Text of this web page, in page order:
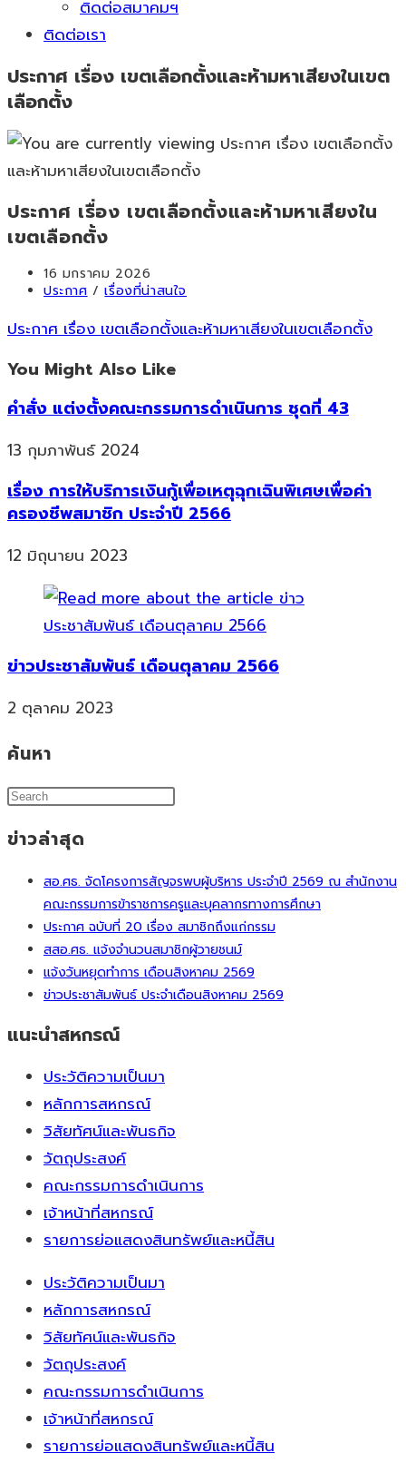
ติดต่อสมาคมฯ
ติดต่อเรา
ประกาศ เรื่อง เขตเลือกตั้งและห้ามหาเสียงในเขต
เลือกตั้ง
ประกาศ เรื่อง เขตเลือกตั้งและห้ามหาเสียงใน
เขตเลือกตั้ง
Post
published:
16 มกราคม 2026
Post
ประกาศ / เรื่องที่น่าสนใจ
ประกาศ เรื่อง เขตเลือกตั้งและห้ามหาเสียงในเขตเลือกตั้ง
You Might Also Like
คำสั่ง แต่งตั้งคณะกรรมการดำเนินการ ชุดที่ 43
13 กุมภาพันธ์ 2024
เรื่อง การให้บริการเงินกู้เพื่อเหตุฉุกเฉินพิเศษเพื่อค่า
ครองชีพสมาชิก ประจำปี 2566
12 มิถุนายน 2023
ข่าวประชาสัมพันธ์ เดือนตุลาคม 2566
2 ตุลาคม 2023
ค้นหา
ข่าวล่าสุด
สอ.ศธ. จัดโครงการสัญจรพบผู้บริหาร ประจำปี 2569 ณ สำนักงาน
คณะกรรมการข้าราชการครูและบุคลากรทางการศึกษา
ประกาศ ฉบับที่ 20 เรื่อง สมาชิกถึงแก่กรรม
สสอ.ศธ. แจ้งจำนวนสมาชิกผู้วายชนม์
แจ้งวันหยุดทำการ เดือนสิงหาคม 2569
ข่าวประชาสัมพันธ์ ประจำเดือนสิงหาคม 2569
แนะนำสหกรณ์
ประวัติความเป็นมา
หลักการสหกรณ์
วิสัยทัศน์และพันธกิจ
วัตถุประสงค์
คณะกรรมการดำเนินการ
เจ้าหน้าที่สหกรณ์
รายการย่อแสดงสินทรัพย์และหนี้สิน
ประวัติความเป็นมา
หลักการสหกรณ์
วิสัยทัศน์และพันธกิจ
วัตถุประสงค์
คณะกรรมการดำเนินการ
เจ้าหน้าที่สหกรณ์
รายการย่อแสดงสินทรัพย์และหนี้สิน